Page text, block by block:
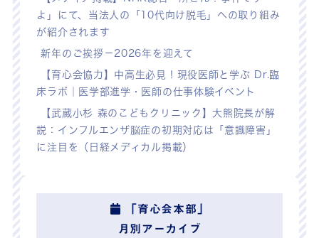
よ」にて、当法人の「10代向け脱毛」への取り組み
が紹介されます
新年のご挨拶－2026年を迎えて
【育心会協力】中高生必見！現役医師と学ぶ Dr.臨
床ラボ｜医学部進学・医師の仕事体験イベント
【武蔵小杉 森のこどもクリニック】大熊院長が解
説：インフルエンザ脳症の初期対応は「意識障害」
に注目を（日経メディカル掲載）
「育心会本部」
月別アーカイブ